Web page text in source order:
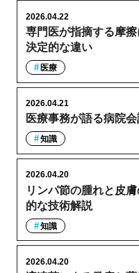
専門医が指摘する摩
決定的な違い
2026.04.22
医療
医療事務が語る病院
2026.04.21
知識
リンパ節の腫れと皮
的な技術解説
2026.04.20
知識
2026.04.20